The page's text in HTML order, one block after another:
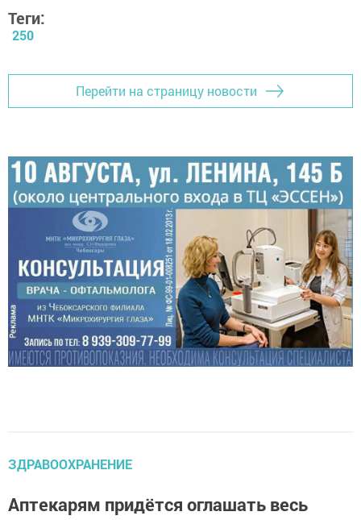
Теги:
250
Перейти на страницу новости
ЗДРАВООХРАНЕНИЕ
Аптекарям придётся оглашать весь